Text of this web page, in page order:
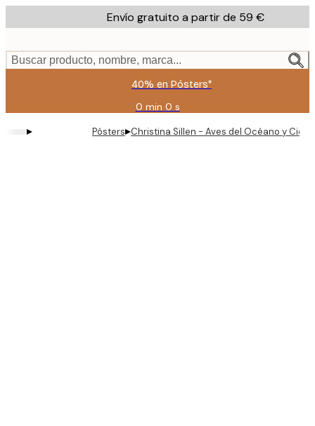
to
content.
Envío gratuito a partir de 59 €
Buscar producto, nombre, marca...
40% en Pósters*
0 min 0 s
Válido
hasta:
2026-
▸ Pósters▸Christina Sillen - Aves del Océano y Cielo